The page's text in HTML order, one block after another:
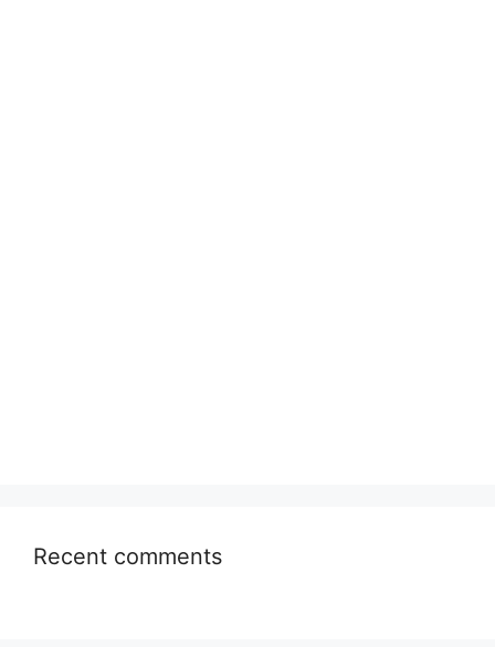
Recent comments